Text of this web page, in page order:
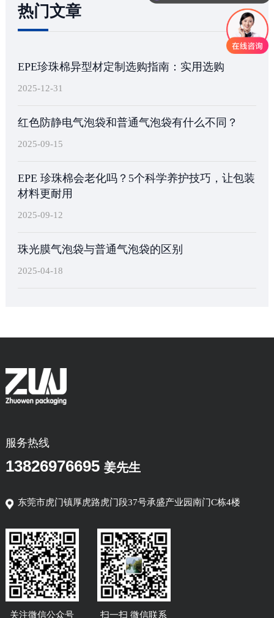
热门文章
EPE珍珠棉异型材定制选购指南：实用选购
2025-12-31
红色防静电气泡袋和普通气泡袋有什么不同？
2025-09-15
EPE 珍珠棉会老化吗？5个科学养护技巧，让包装
材料更耐用
2025-09-12
珠光膜气泡袋与普通气泡袋的区别
2025-04-18
服务热线
13826976695 姜先生
东莞市虎门镇厚虎路虎门段37号承盛产业园南门C栋4楼
关注微信公众号 扫一扫 微信联系